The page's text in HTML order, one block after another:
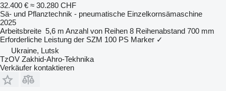
32.400 € ≈ 30.280 CHF
Sä- und Pflanztechnik - pneumatische Einzelkornsämaschine
2025
Arbeitsbreite 5,6 m Anzahl von Reihen 8 Reihenabstand 700 mm
Erforderliche Leistung der SZM 100 PS Marker ✓
Ukraine, Lutsk
TzOV Zakhid-Ahro-Tekhnika
Verkäufer kontaktieren